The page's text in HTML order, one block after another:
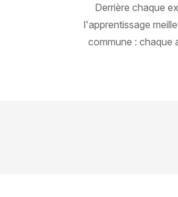
Derrière chaque
l'apprentissage
commune : chaque